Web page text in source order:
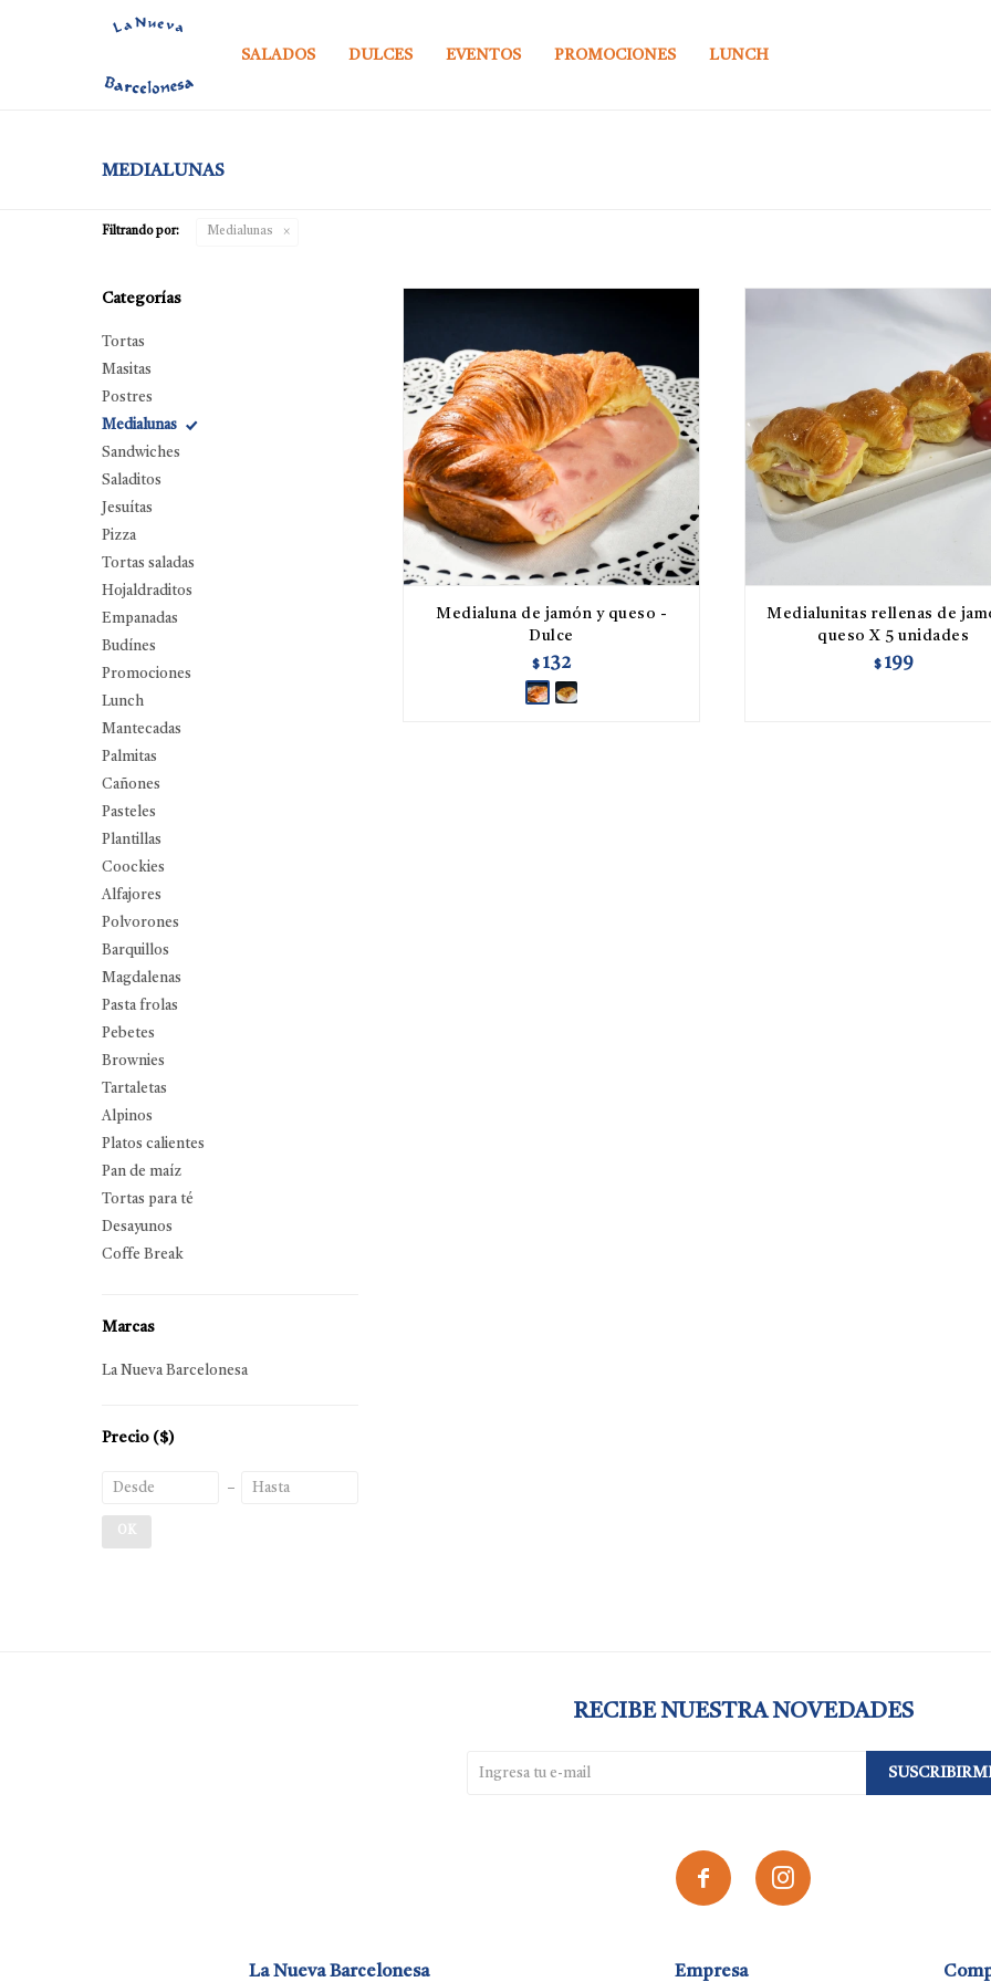
SALADOS DULCES EVENTOS PROMOCIONES LUNCH
MEDIALUNAS
Filtrando por: Medialunas
Medialuna de jamón y queso -
Dulce
$ 132
Medialunitas rellenas de
queso X 5 unidades
$ 199
Categorías
Tortas
Masitas
Postres
Medialunas
Sandwiches
Saladitos
Jesuítas
Pizza
Tortas saladas
Hojaldraditos
Empanadas
Budínes
Promociones
Lunch
Mantecadas
Palmitas
Cañones
Pasteles
Plantillas
Coockies
Alfajores
Polvorones
Barquillos
Magdalenas
Pasta frolas
Pebetes
Brownies
Tartaletas
Alpinos
Platos calientes
Pan de maíz
Tortas para té
Desayunos
Coffe Break
Marcas
La Nueva Barcelonesa
Precio ($)
OK
La Nueva Barcelonesa Empresa
RECIBE NUESTRA NOVEDADES
 